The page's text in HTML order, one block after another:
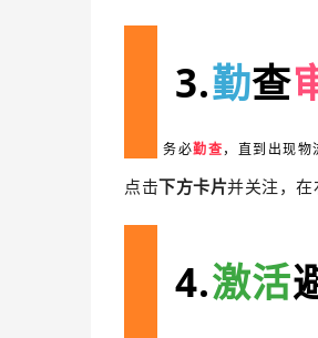
3.勤查
务必勤查，直到出现物
点击下方卡片并关注 ，在
4.激活